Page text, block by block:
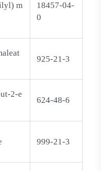
m
18457-04-
0
925-21-3
2-e
624-48-6
999-21-3